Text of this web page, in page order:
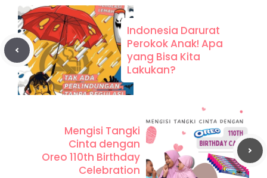
Indonesia Darurat
Perokok Anak! Apa
yang Bisa Kita
Lakukan?
Mengisi Tangki
Cinta dengan
Oreo 110th Birthday
Celebration